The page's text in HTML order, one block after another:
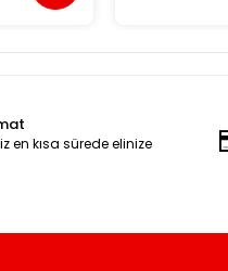
en kısa sürede elinize